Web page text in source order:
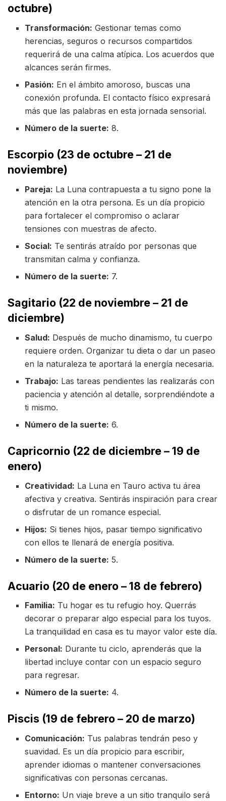
octubre)
Transformación: Gestionar temas como
herencias, seguros o recursos compartidos
requerirá de una calma atípica. Los acuerdos que
alcances serán firmes.
Pasión: En el ámbito amoroso, buscas una
conexión profunda. El contacto físico expresará
más que las palabras en esta jornada sensorial.
Número de la suerte: 8.
Escorpio (23 de octubre – 21 de
noviembre)
Pareja: La Luna contrapuesta a tu signo pone la
atención en la otra persona. Es un día propicio
para fortalecer el compromiso o aclarar
tensiones con muestras de afecto.
Social: Te sentirás atraído por personas que
transmitan calma y confianza.
Número de la suerte: 7.
Sagitario (22 de noviembre – 21 de
diciembre)
Salud: Después de mucho dinamismo, tu cuerpo
requiere orden. Organizar tu dieta o dar un paseo
en la naturaleza te aportará la energía necesaria.
Trabajo: Las tareas pendientes las realizarás con
paciencia y atención al detalle, sorprendiéndote a
ti mismo.
Número de la suerte: 6.
Capricornio (22 de diciembre – 19 de
enero)
Creatividad: La Luna en Tauro activa tu área
afectiva y creativa. Sentirás inspiración para crear
o disfrutar de un romance especial.
Hijos: Si tienes hijos, pasar tiempo significativo
con ellos te llenará de energía positiva.
Número de la suerte: 5.
Acuario (20 de enero – 18 de febrero)
Familia: Tu hogar es tu refugio hoy. Querrás
decorar o preparar algo especial para los tuyos.
La tranquilidad en casa es tu mayor valor este día.
Personal: Durante tu ciclo, aprenderás que la
libertad incluye contar con un espacio seguro
para regresar.
Número de la suerte: 4.
Piscis (19 de febrero – 20 de marzo)
Comunicación: Tus palabras tendrán peso y
suavidad. Es un día propicio para escribir,
aprender idiomas o mantener conversaciones
significativas con personas cercanas.
Entorno: Un viaje breve a un sitio tranquilo será